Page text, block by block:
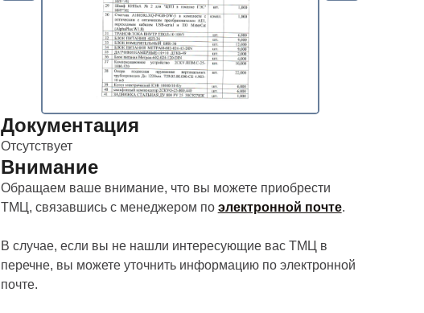
Документация
Отсутствует
Внимание
Обращаем ваше внимание, что вы можете приобрести
ТМЦ, связавшись с менеджером по электронной почте.
В случае, если вы не нашли интересующие вас ТМЦ в
перечне, вы можете уточнить информацию по электронной
почте.